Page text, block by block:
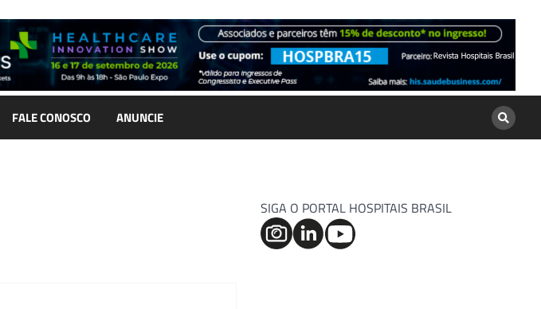
FALE CONOSCO ANUNCIE
SIGA O PORTAL HOSPITAIS BRASIL